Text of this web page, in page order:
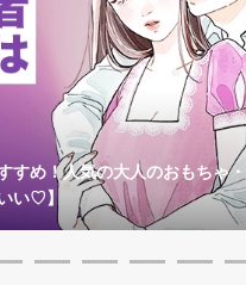
すめ！人気の大人のおもちゃ
い♡】